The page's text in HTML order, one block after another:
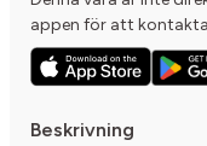
appen för att
Beskrivning